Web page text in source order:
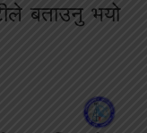
बताउनु भयो